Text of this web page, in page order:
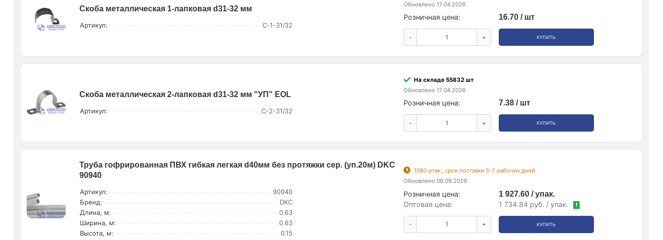
Скоба металлическая 1-лапковая d31-32 мм
Артикул: С-1-31/32
Обновлено 17.04.2026
Розничная цена: 16.70 / шт
- + КУПИТЬ
Скоба металлическая 2-лапковая d31-32 мм "УП" EOL
Артикул: С-2-31/32
На складе 55832 шт
Обновлено 17.04.2026
Розничная цена: 7.38 / шт
- + КУПИТЬ
Труба гофрированная ПВХ гибкая легкая d40мм без протяжки сер. (уп.20м) DKC
90940
Артикул:
90940
Бренд:
DKC
Длина, м:
0.63
Ширина, м:
0.63
Высота, м:
0.15
1080 упак., срок поставки 5-7 рабочих дней
Обновлено 06.08.2026
Розничная цена:
1 927.60 / упак.
Оптовая цена:
1 734.84 руб. / упак. !
- + КУПИТЬ